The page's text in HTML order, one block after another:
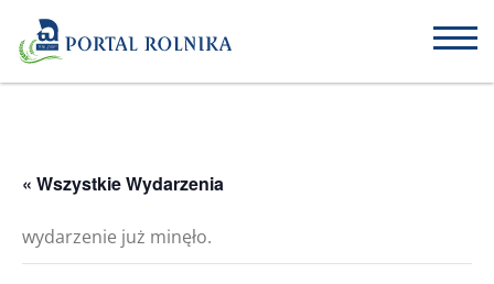
« Wszystkie Wydarzenia
wydarzenie już minęło.